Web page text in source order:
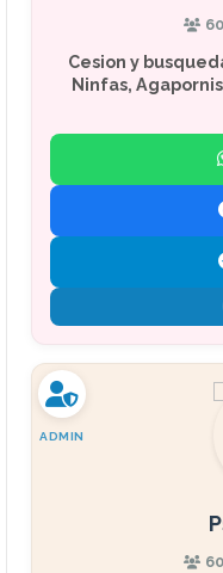
Cesion y
Ninfas,
ADMIN